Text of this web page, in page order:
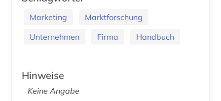
Marketing
Marktforschung
Unternehmen
Firma Handbuch
Hinweise
Keine Angabe